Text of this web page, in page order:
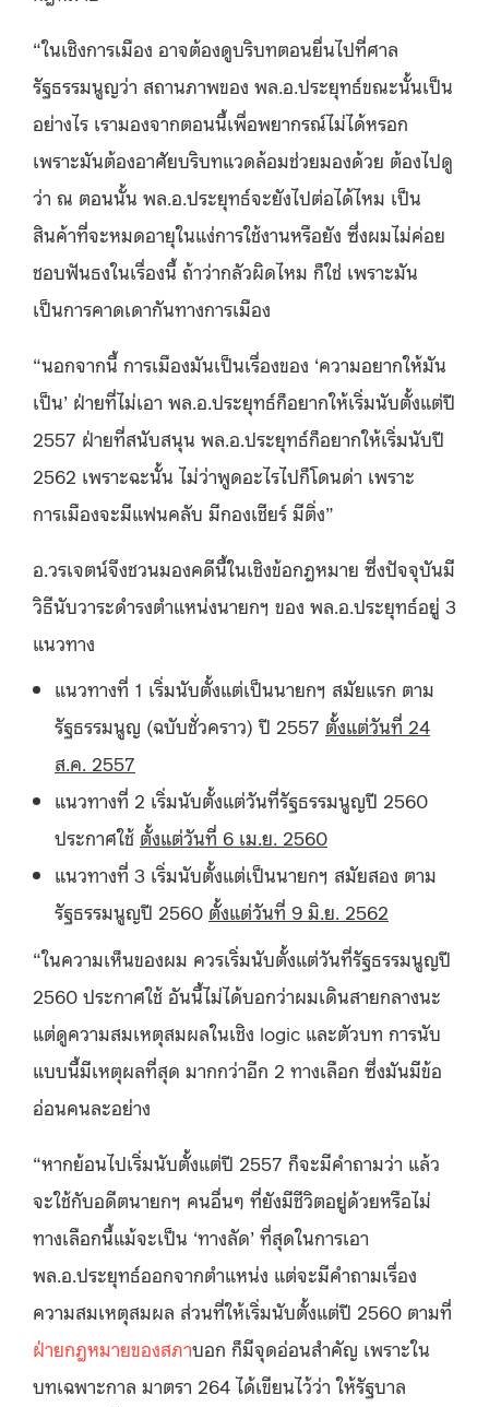
“ในเชิงการเมือง อาจต้องดูบริบทตอนยื่นไปที่ศาล
รัฐธรรมนูญว่า สถานภาพของ พล.อ.ประยุทธ์ขณะนั้นเป็น
อย่างไร เรามองจากตอนนี้เพื่อพยากรณ์ไม่ได้หรอก
เพราะมันต้องอาศัยบริบทแวดล้อมช่วยมองด้วย ต้องไปดู
ว่า ณ ตอนนั้น พล.อ.ประยุทธ์จะยังไปต่อได้ไหม เป็น
สินค้าที่จะหมดอายุในแง่การใช้งานหรือยัง ซึ่งผมไม่ค่อย
ชอบฟันธงในเรื่องนี้ ถ้าว่ากลัวผิดไหม ก็ใช่ เพราะมัน
เป็นการคาดเดากันทางการเมือง
“นอกจากนี้ การเมืองมันเป็นเรื่องของ ‘ความอยากให้มัน
เป็น’ ฝ่ายที่ไม่เอา พล.อ.ประยุทธ์ก็อยากให้เริ่มนับตั้งแต่ปี
2557 ฝ่ายที่สนับสนุน พล.อ.ประยุทธ์ก็อยากให้เริ่มนับปี
2562 เพราะฉะนั้น ไม่ว่าพูดอะไรไปก็โดนด่า เพราะ
การเมืองจะมีแฟนคลับ มีกองเชียร์ มีติ่ง”
อ.วรเจตน์จึงชวนมองคดีนี้ในเชิงข้อกฎหมาย ซึ่งปัจจุบันมี
วิธีนับวาระดำรงตำแหน่งนายกฯ ของ พล.อ.ประยุทธ์อยู่ 3
แนวทาง
แนวทางที่ 1 เริ่มนับตั้งแต่เป็นนายกฯ สมัยแรก ตาม
รัฐธรรมนูญ (ฉบับชั่วคราว) ปี 2557 ตั้งแต่วันที่ 24
ส.ค. 2557
แนวทางที่ 2 เริ่มนับตั้งแต่วันที่รัฐธรรมนูญปี 2560
ประกาศใช้ ตั้งแต่วันที่ 6 เม.ย. 2560
แนวทางที่ 3 เริ่มนับตั้งแต่เป็นนายกฯ สมัยสอง ตาม
รัฐธรรมนูญปี 2560 ตั้งแต่วันที่ 9 มิ.ย. 2562
“ในความเห็นของผม ควรเริ่มนับตั้งแต่วันที่รัฐธรรมนูญปี
2560 ประกาศใช้ อันนี้ไม่ได้บอกว่าผมเดินสายกลางนะ
แต่ดูความสมเหตุสมผลในเชิง logic และตัวบท การนับ
แบบนี้มีเหตุผลที่สุด มากกว่าอีก 2 ทางเลือก ซึ่งมันมีข้อ
อ่อนคนละอย่าง
“หากย้อนไปเริ่มนับตั้งแต่ปี 2557 ก็จะมีคำถามว่า แล้ว
จะใช้กับอดีตนายกฯ คนอื่นๆ ที่ยังมีชีวิตอยู่ด้วยหรือไม่
ทางเลือกนี้แม้จะเป็น ‘ทางลัด’ ที่สุดในการเอา
พล.อ.ประยุทธ์ออกจากตำแหน่ง แต่จะมีคำถามเรื่อง
ความสมเหตุสมผล ส่วนที่ให้เริ่มนับตั้งแต่ปี 2560 ตามที่
ฝ่ายกฎหมายของสภาบอก ก็มีจุดอ่อนสำคัญ เพราะใน
บทเฉพาะกาล มาตรา 264 ได้เขียนไว้ว่า ให้รัฐบาล